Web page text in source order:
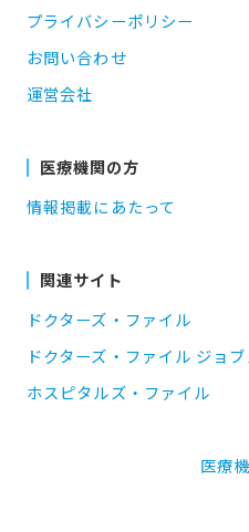
プライバシーポリシー
お問い合わせ
運営会社
医療機関の方
情報掲載にあたって
関連サイト
ドクターズ・ファイル
ドクターズ・ファイル ジョ
ホスピタルズ・ファイル
医療